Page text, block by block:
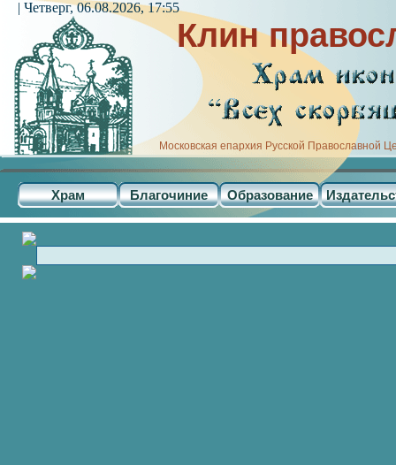
Клин
Московская епархия Русской Православной
Храм Благочиние Образование
| Четверг, 06.08.2026, 17:55